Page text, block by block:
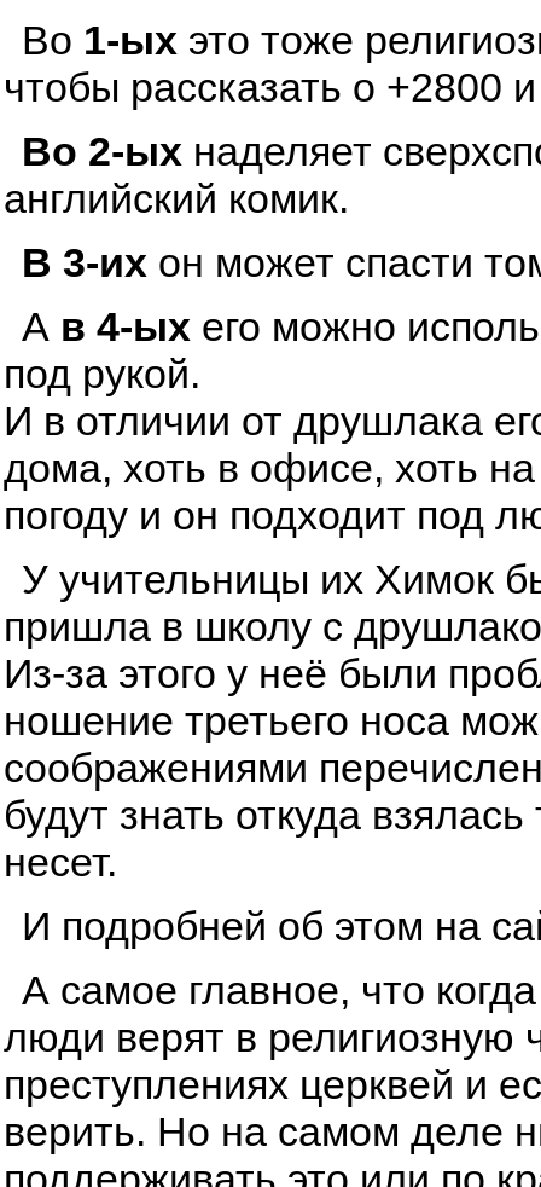
Во 1-ых это тоже
чтобы рассказать о +2800
Во 2-ых наделяет
английский комик.
В 3-их он может спасти
А в 4-ых его можно
под рукой.
И в отличии от друшлака
дома, хоть в офисе, хоть
погоду и он подходит под
У учительницы их Химок
пришла в школу с
Из-за этого у неё были
ношение третьего носа
соображениями
будут знать откуда
несет.
И подробней об этом на
А самое главное, что
люди верят в религиозную
преступлениях церквей и
верить. Но на самом деле